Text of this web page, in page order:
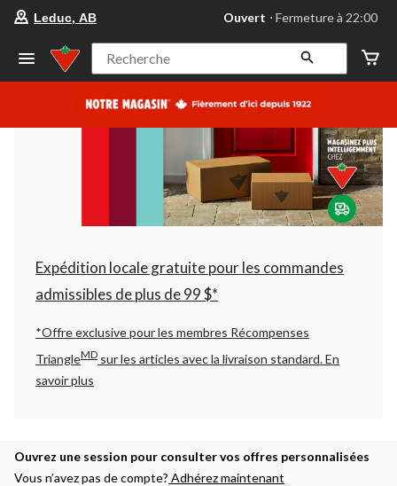
votre
préféré
Leduc,
AB,
courament
Fermeture
à
22:00
cliquer
pour
changer
Leduc, AB Ouvert ⋅ Fermeture à 22:00
Recherche
Expédition locale gratuite pour les commandes
admissibles de plus de 99 $*
*Offre exclusive pour les membres Récompenses
TriangleMD sur les articles avec la livraison standard.En
savoir plus
Ouvrez une session pour consulter vos offres personnalisées
Vous n’avez pas de compte? Adhérez maintenant